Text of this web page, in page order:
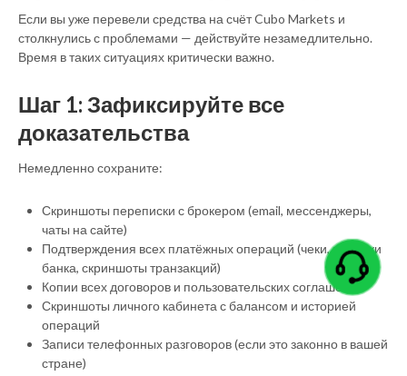
Если вы уже перевели средства на счёт Cubo Markets и
столкнулись с проблемами — действуйте незамедлительно.
Время в таких ситуациях критически важно.
Шаг 1: Зафиксируйте все
доказательства
Немедленно сохраните:
Скриншоты переписки с брокером (email, мессенджеры,
чаты на сайте)
Подтверждения всех платёжных операций (чеки, выписки
банка, скриншоты транзакций)
Копии всех договоров и пользовательских соглашений
Скриншоты личного кабинета с балансом и историей
операций
Записи телефонных разговоров (если это законно в вашей
стране)